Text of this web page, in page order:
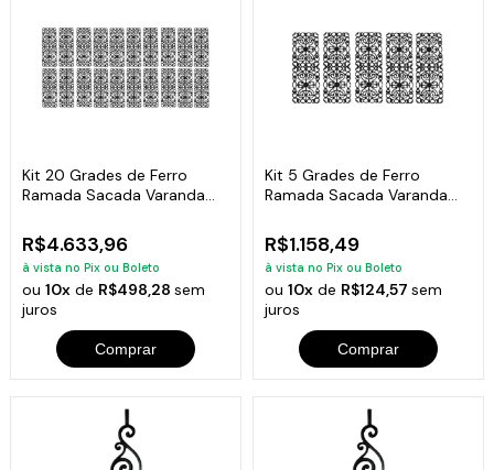
Kit 20 Grades de Ferro
Ramada Sacada Varanda
R$4.633,96
à vista no Pix ou Boleto
ou10x de R$498,28sem
juros
Comprar
Kit 5 Grades de Ferro
Ramada Sacada Varanda
R$1.158,49
à vista no Pix ou Boleto
ou 10xde R$124,57 sem
juros
Comprar